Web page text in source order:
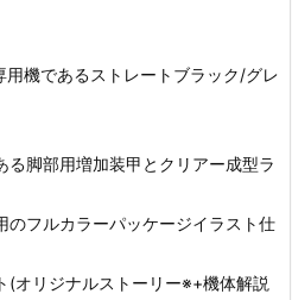
機であるストレートブラック/グレ
脚部用増加装甲とクリアー成型ラ
のフルカラーパッケージイラスト仕
(オリジナルストーリー※+機体解説